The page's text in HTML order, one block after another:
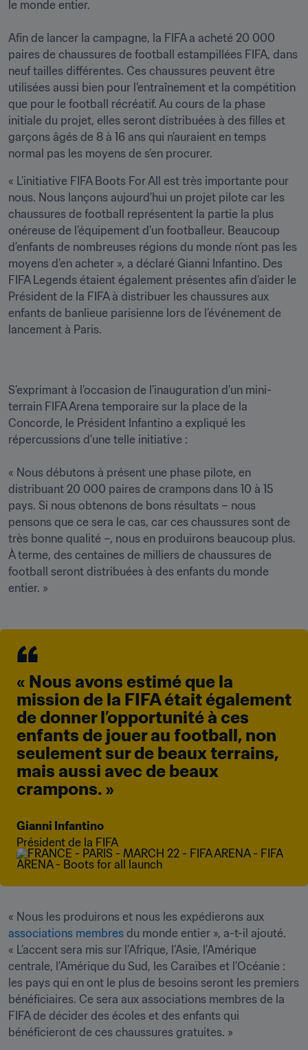
le monde entier.
Afin de lancer la campagne, la FIFA a acheté 20 000
paires de chaussures de football estampillées FIFA, dans
neuf tailles différentes. Ces chaussures peuvent être
utilisées aussi bien pour l’entraînement et la compétition
que pour le football récréatif. Au cours de la phase
initiale du projet, elles seront distribuées à des filles et
garçons âgés de 8 à 16 ans qui n’auraient en temps
normal pas les moyens de s’en procurer.
« L’initiative FIFA Boots For All est très importante pour
nous. Nous lançons aujourd’hui un projet pilote car les
chaussures de football représentent la partie la plus
onéreuse de l’équipement d’un footballeur. Beaucoup
d’enfants de nombreuses régions du monde n’ont pas les
moyens d’en acheter », a déclaré Gianni Infantino. Des
FIFA Legends étaient également présentes afin d’aider le
Président de la FIFA à distribuer les chaussures aux
enfants de banlieue parisienne lors de l’événement de
lancement à Paris.
S’exprimant à l’occasion de l’inauguration d’un mini-
terrain FIFA Arena temporaire sur la place de la
Concorde, le Président Infantino a expliqué les
répercussions d’une telle initiative :
« Nous débutons à présent une phase pilote, en
distribuant 20 000 paires de crampons dans 10 à 15
pays. Si nous obtenons de bons résultats – nous
pensons que ce sera le cas, car ces chaussures sont de
très bonne qualité –, nous en produirons beaucoup plus.
À terme, des centaines de milliers de chaussures de
football seront distribuées à des enfants du monde
entier. »
« Nous avons estimé que la
mission de la FIFA était également
de donner l’opportunité à ces
enfants de jouer au football, non
seulement sur de beaux terrains,
mais aussi avec de beaux
crampons. »
Gianni Infantino
Président de la FIFA
associations membres du monde entier », a-t-il ajouté.
« L’accent sera mis sur l’Afrique, l’Asie, l’Amérique
centrale, l’Amérique du Sud, les Caraïbes et l’Océanie :
les pays qui en ont le plus de besoins seront les premiers
bénéficiaires. Ce sera aux associations membres de la
FIFA de décider des écoles et des enfants qui
bénéficieront de ces chaussures gratuites. »